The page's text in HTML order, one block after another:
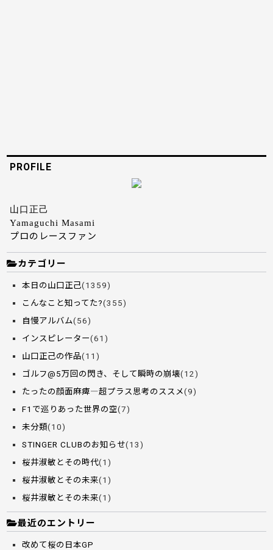
PROFILE
山口正己
Yamaguchi Masami
プロのレースファン
カテゴリー
本日の山口正己(1359)
こんなこと知ってた?(355)
自慢アルバム(56)
インスピレーター(61)
山口正己の作品(11)
ゴルフ@5万回の閃き、そして瞬時の崩壊(12)
たったの顔面麻痺―超プラス思考のススメ(9)
F1で巡りあった世界の空(7)
未分類(10)
STINGER CLUBのお知らせ(13)
桜井淑敏とその時代(1)
桜井淑敏とその未来(1)
桜井淑敏とその未来(1)
最近のエントリー
改めて桜の日本GP